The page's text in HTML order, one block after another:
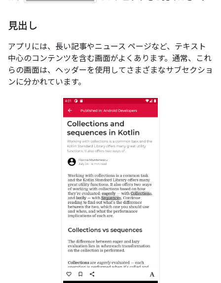
見出し
アプリには、長い記事やニュース ページなど、テキスト
中心のコンテンツを含む画面がよくあります。通常、これ
らの画面は、ヘッダーを使用してさまざまなサブセクショ
ンに分かれています。